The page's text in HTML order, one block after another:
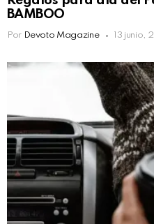
BAMBOO
Por Devoto Magazine 13 junio,